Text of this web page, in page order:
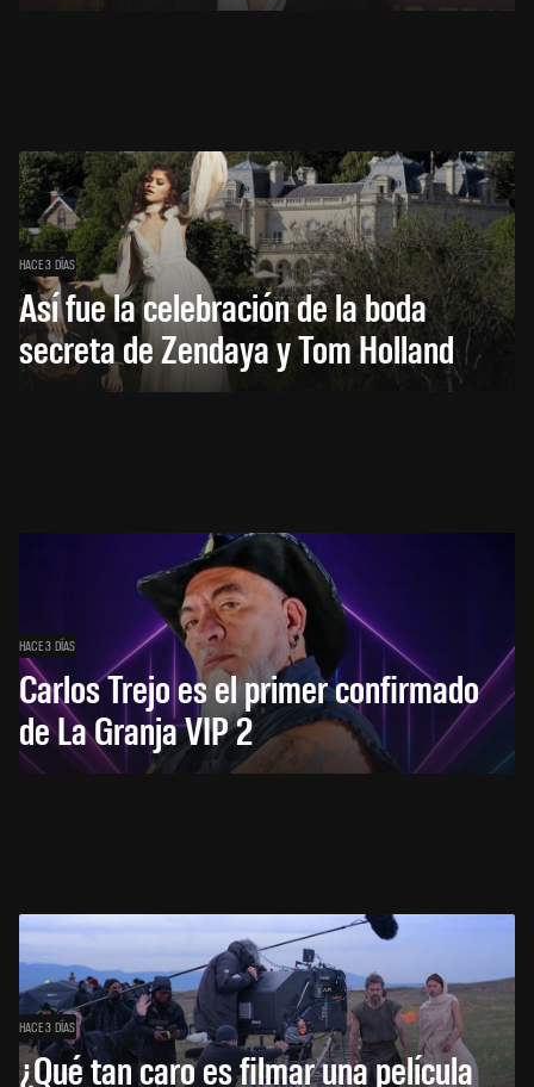
HACE 3 DÍAS
Así fue la celebración de la boda
secreta de Zendaya y Tom Holland
HACE 3 DÍAS
Carlos Trejo es el primer confirmado
de La Granja VIP 2
HACE 3 DÍAS
¿Qué tan caro es filmar una película